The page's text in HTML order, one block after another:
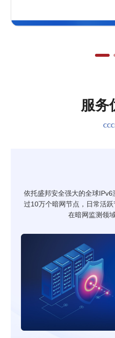
服务
依托盛邦安全强大的全球
过10万个暗网节点，日常活
在暗网监测领